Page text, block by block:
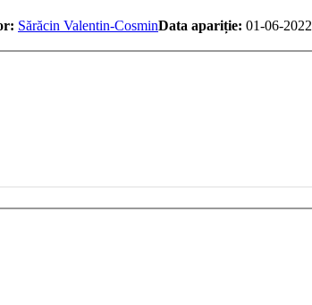
Sărăcin Valentin-CosminData apariție: 01-06-2022